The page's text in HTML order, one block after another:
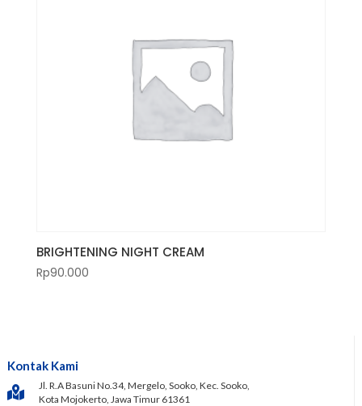
BRIGHTENING NIGHT CREAM
Rp90.000
Kontak Kami
Jl. R.A Basuni No.34, Mergelo, Sooko, Kec. Sooko,
Kota Mojokerto, Jawa Timur 61361